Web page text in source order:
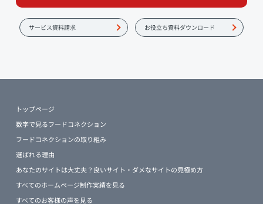
サービス資料請求 お役立ち資料ダウンロード
トップページ
数字で見るフードコネクション
フードコネクションの取り組み
選ばれる理由
あなたのサイトは大丈夫？良いサイト・ダメなサイトの見極め方
すべてのホームページ制作実績を見る
すべてのお客様の声を見る